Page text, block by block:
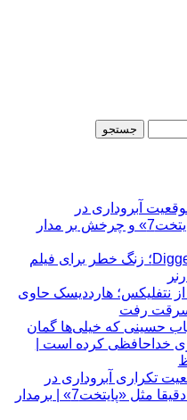
آبروداری در
خواستگاری؛ شباهت به «پایتخت7» و چرخش بر مدار
استقبال کم‌رمق از تریلر Digger؛ زنگ خطر برای فیلم
دلاری از نتفلیکس؛ هارددیسک حاوی
سرقت رفت
حسینی که خیلی‌ها گمان
خداحافظی کرده است |
تکراری آبروداری در
خواستگاری دست گذاشته دقیقا مثل «پایتخت7» | برمدار